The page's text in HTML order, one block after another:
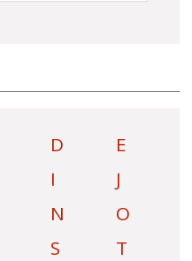
D
E
I
J
N
O
S
T